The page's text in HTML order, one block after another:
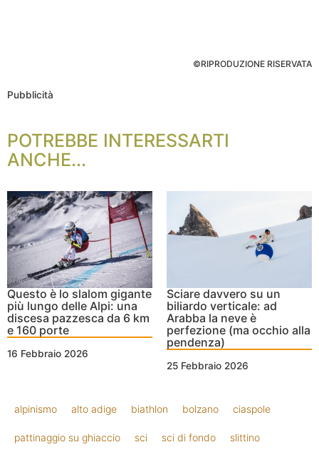
©RIPRODUZIONE RISERVATA
Pubblicità
POTREBBE INTERESSARTI
ANCHE...
Questo è lo slalom gigante
più lungo delle Alpi: una
discesa pazzesca da 6 km
e 160 porte
16 Febbraio 2026
Sciare davvero su un
biliardo verticale: ad
Arabba la neve è
perfezione (ma occhio alla
pendenza)
25 Febbraio 2026
alpinismo alto adige biathlon bolzano ciaspole
pattinaggio su ghiaccio sci sci di fondo slittino